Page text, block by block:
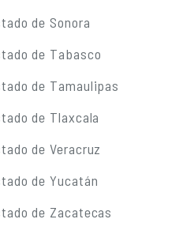
de Sonora
de Tabasco
de Tamaulipas
de Tlaxcala
de Veracruz
de Yucatán
de Zacatecas